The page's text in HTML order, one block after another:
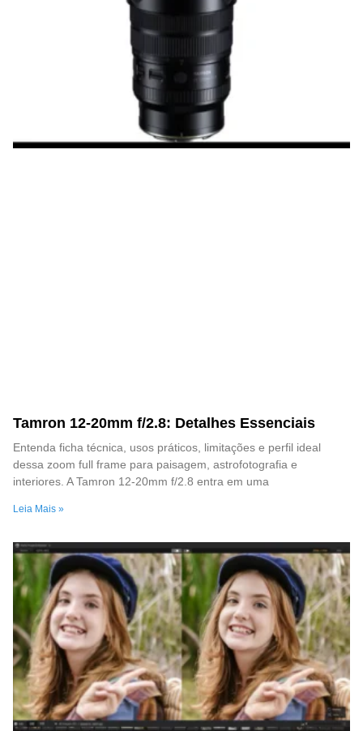
Tamron 12-20mm f/2.8: Detalhes Essenciais
Entenda ficha técnica, usos práticos, limitações e perfil ideal
dessa zoom full frame para paisagem, astrofotografia e
interiores. A Tamron 12-20mm f/2.8 entra em uma
Leia Mais »